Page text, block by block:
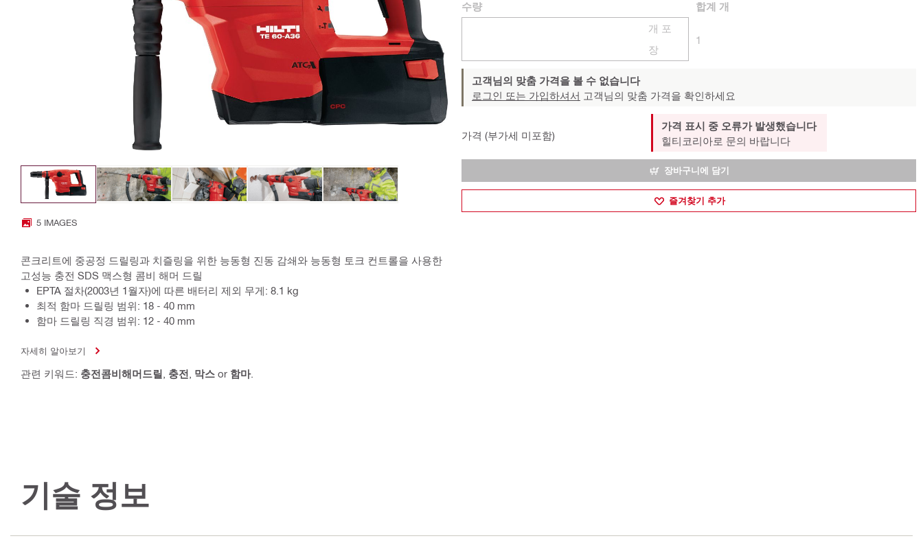
5 IMAGES
콘크리트에 중공정 드릴링과 치즐링을 위한 능동형 진동 감쇄와 능동형 토크 컨트롤을 사용한
고성능 충전 SDS 맥스형 콤비 해머 드릴
EPTA 절차(2003년 1월자)에 따른 배터리 제외 무게: 8.1 kg
최적 함마 드릴링 범위: 18 - 40 mm
함마 드릴링 직경 범위: 12 - 40 mm
자세히 알아보기
관련 키워드: 충전콤비해머드릴 충전 막스 or 함마.
수량
개 포
장
합계 개
1
고객님의 맞춤 가격을 볼 수 없습니다
로그인 또는 가입하셔서 고객님의 맞춤 가격을 확인하세요
가격 (부가세 미포함)
가격 표시 중 오류가 발생했습니다
힐티코리아로 문의 바랍니다
장바구니에 담기
즐겨찾기 추가
기술 정보